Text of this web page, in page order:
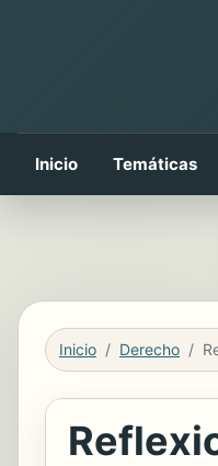
Inicio Temáticas
Inicio Derecho